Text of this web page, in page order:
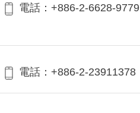
電話：+886-2-6628-9779
電話：+886-2-23911378